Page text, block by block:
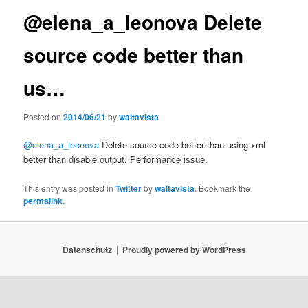
@elena_a_leonova Delete
source code better than
us…
Posted on2014/06/21 bywaltavista
@elena_a_leonova Delete source code better than using xml
better than disable output. Performance issue.
This entry was posted inTwitterbywaltavista. Bookmark the
permalink.
Datenschutz Proudly powered by WordPress